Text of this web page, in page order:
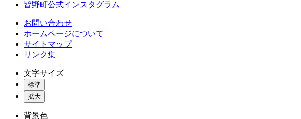
皆野町公式インスタグラム
お問い合わせ
ホームページについて
サイトマップ
リンク集
文字サイズ
標準
拡大
背景色